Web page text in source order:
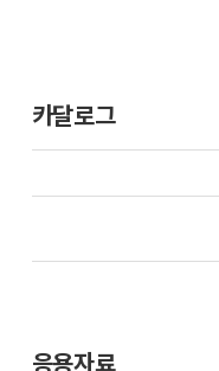
카달로그
응용자료